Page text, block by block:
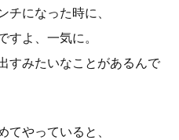
チになった時に、
すよ、一気に。
すみたいなことがあるんで
てやっていると、